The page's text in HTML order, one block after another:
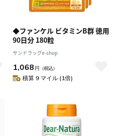
◆ファンケル ビタミンB群 徳用
90日分 180粒
サンドラッグe-shop
1,068 円 （税込）
積算 9 マイル (1倍)